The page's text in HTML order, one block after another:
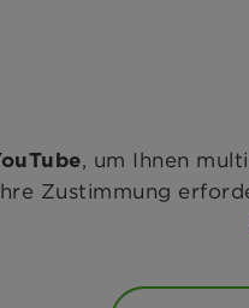
, um Ihnen
Zustimmung